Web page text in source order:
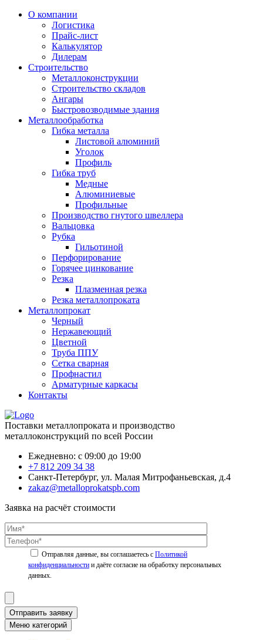
О компании
Логистика
Прайс-лист
Калькулятор
Дилерам
Строительство
Металлоконструкции
Строительство складов
Ангары
Быстровозводимые здания
Металлообработка
Гибка металла
Листовой алюминий
Уголок
Профиль
Гибка труб
Медные
Алюминиевые
Профильные
Производство гнутого швеллера
Вальцовка
Рубка
Гильотиной
Перфорирование
Горячее цинкование
Резка
Плазменная резка
Резка металлопроката
Металлопрокат
Черный
Нержавеющий
Цветной
Труба ППУ
Сетка сварная
Профнастил
Арматурные каркасы
Контакты
Поставки металлопроката и производство
металлоконструкций по всей России
Ежедневно: с 09:00 до 19:00
+7 812 209 34 38
Санкт-Петербург, ул. Малая Митрофаньевская, д.4
zakaz@metalloprokatspb.com
Заявка на расчёт стоимости
Политикой
конфиденциальности
Отправить заявку
Меню категорий